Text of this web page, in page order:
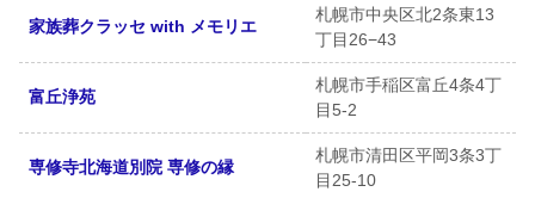
家族葬クラッセ with メモリエ
札幌市中央区北2条東13
丁目26−43
富丘浄苑
札幌市手稲区富丘4条4丁
目5-2
専修寺北海道別院 専修の縁
札幌市清田区平岡3条3丁
目25-10